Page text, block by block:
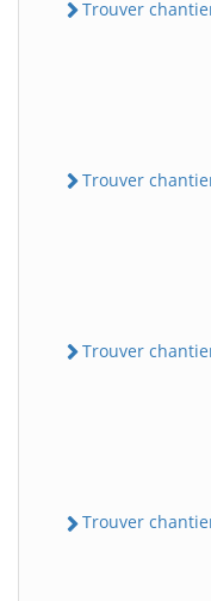
Trouver
Trouver
Trouver
Trouver